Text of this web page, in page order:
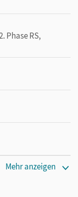
Phase RS,
Mehr anzeigen